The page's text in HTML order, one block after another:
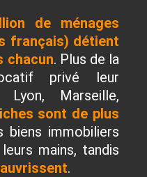
de ménages
français) détient
chacun. Plus de la
privé leur
Marseille,
sont de plus
biens immobiliers
mains, tandis
.